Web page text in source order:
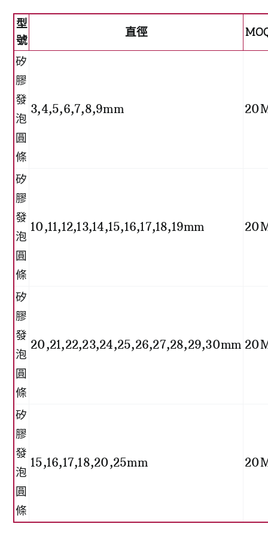
型
號
直徑
矽
膠
發
泡
圓
條
3,4,5,6,7,8,9mm
矽
膠
發
泡
圓
條
10,11,12,13,14,15,16,17,18,19mm
矽
膠
發
泡
圓
條
20,21,22,23,24,25,26,27,28,29,30mm
矽
膠
發
泡
圓
條
15,16,17,18,20,25mm